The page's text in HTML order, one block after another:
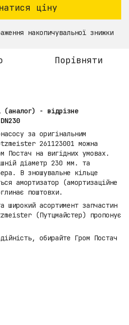
ціну
накопичувальної знижки
Порівняти
(аналог) - відрізне
за оригінальним
261123001 можна
Постач на вигідних умовах.
діаметр 230 мм. та
В зношувальне кільце
амортизатор (амортизаційне
поштовхи.
широкий асортимент запчастин
(Путцмайстер) пропонує
обирайте Гром Постач